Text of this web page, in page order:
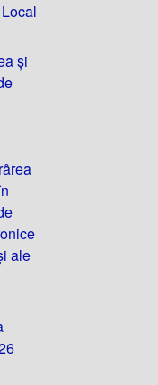
și
ale